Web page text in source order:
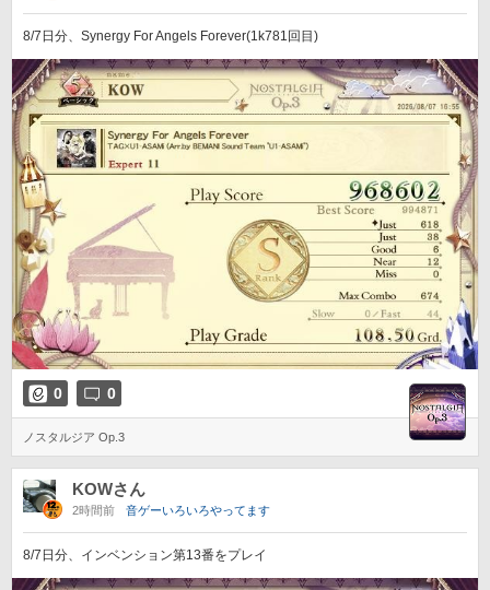
8/7日分、Synergy For Angels Forever(1k781回目)
0 0
ノスタルジア Op.3
KOWさん
2時間前 音ゲーいろいろやってます
8/7日分、インベンション第13番をプレイ